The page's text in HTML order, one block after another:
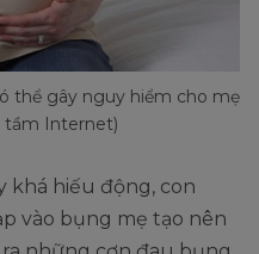
thể gây nguy hiểm cho mẹ
tầm Internet)
khá hiếu động, con
vào bụng mẹ tạo nên